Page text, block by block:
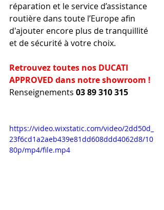
réparation et le service d’assistance
routière dans toute l’Europe afin
d'ajouter encore plus de tranquillité
et de sécurité à votre choix.
Retrouvez toutes nos DUCATI
APPROVED dans notre showroom !
Renseignements 03 89 310 315
https://video.wixstatic.com/video/2dd50d_
23f6cd1a2aeb439e81dd608ddd4062d8/10
80p/mp4/file.mp4